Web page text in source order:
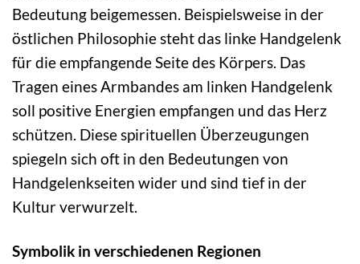
Bedeutung beigemessen. Beispielsweise in der
östlichen Philosophie steht das linke Handgelenk
für die empfangende Seite des Körpers. Das
Tragen eines Armbandes am linken Handgelenk
soll positive Energien empfangen und das Herz
schützen. Diese spirituellen Überzeugungen
spiegeln sich oft in den Bedeutungen von
Handgelenkseiten wider und sind tief in der
Kultur verwurzelt.
Symbolik in verschiedenen Regionen